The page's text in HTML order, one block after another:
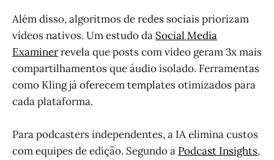
Além disso, algoritmos de redes sociais priorizam
vídeos nativos. Um estudo da Social Media
Examinerrevela que posts com vídeo geram 3x mais
compartilhamentos que áudio isolado. Ferramentas
como Kling já oferecem templates otimizados para
cada plataforma.
Para podcasters independentes, a IA elimina custos
com equipes de edição. Segundo a Podcast Insights,